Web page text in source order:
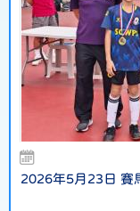
2026年5月23日 賽